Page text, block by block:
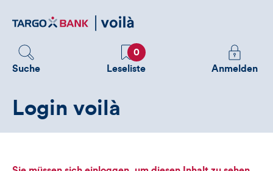
zum
Suche
Favoriten
0
Leseliste
Melden
Sie
sehen
Anmelden
Login voilà